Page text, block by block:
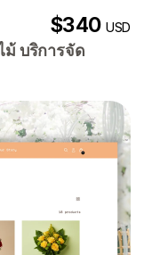
$340USD
ม้ บริการจัด